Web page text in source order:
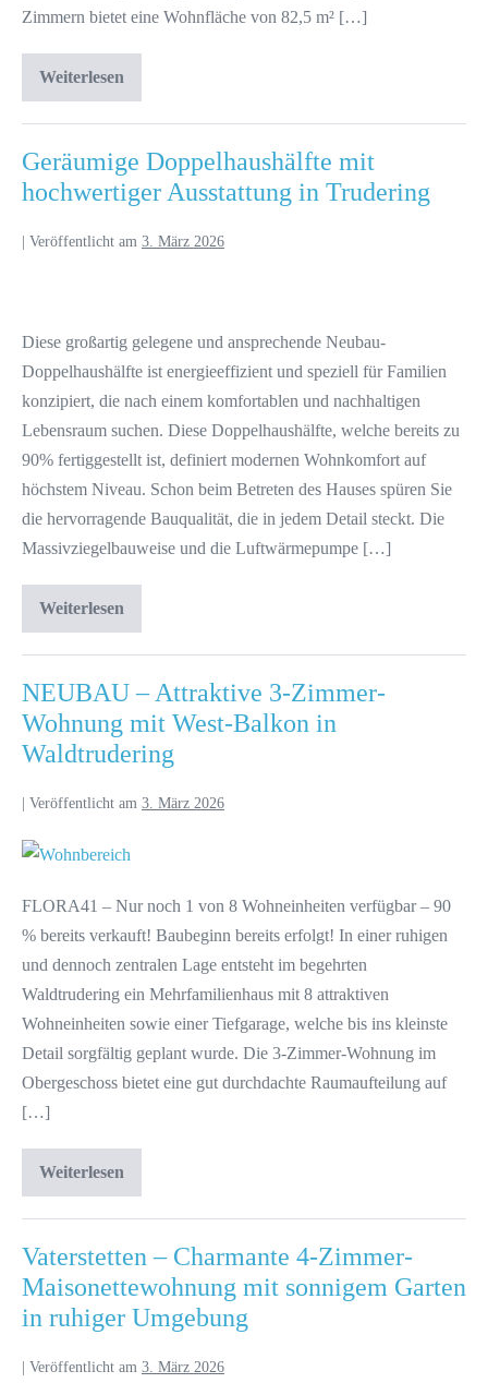
Zimmern bietet eine Wohnfläche von 82,5 m² […]
Weiterlesen
Geräumige Doppelhaushälfte mit
hochwertiger Ausstattung in Trudering
Veröffentlicht am 3. März 2026
Diese großartig gelegene und ansprechende Neubau-
Doppelhaushälfte ist energieeffizient und speziell für Familien
konzipiert, die nach einem komfortablen und nachhaltigen
Lebensraum suchen. Diese Doppelhaushälfte, welche bereits zu
90% fertiggestellt ist, definiert modernen Wohnkomfort auf
höchstem Niveau. Schon beim Betreten des Hauses spüren Sie
die hervorragende Bauqualität, die in jedem Detail steckt. Die
Massivziegelbauweise und die Luftwärmepumpe […]
Weiterlesen
NEUBAU – Attraktive 3-Zimmer-
Wohnung mit West-Balkon in
Waldtrudering
Veröffentlicht am 3. März 2026
FLORA41 – Nur noch 1 von 8 Wohneinheiten verfügbar – 90
% bereits verkauft! Baubeginn bereits erfolgt! In einer ruhigen
und dennoch zentralen Lage entsteht im begehrten
Waldtrudering ein Mehrfamilienhaus mit 8 attraktiven
Wohneinheiten sowie einer Tiefgarage, welche bis ins kleinste
Detail sorgfältig geplant wurde. Die 3-Zimmer-Wohnung im
Obergeschoss bietet eine gut durchdachte Raumaufteilung auf
[…]
Weiterlesen
Vaterstetten – Charmante 4-Zimmer-
Maisonettewohnung mit sonnigem Garten
in ruhiger Umgebung
Veröffentlicht am 3. März 2026